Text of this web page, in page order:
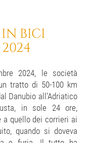
IN BICI
2024, le società
tratto di 50-100 km
Danubio all'Adriatico
in sole 24 ore,
quello dei corrieri ai
quando si doveva